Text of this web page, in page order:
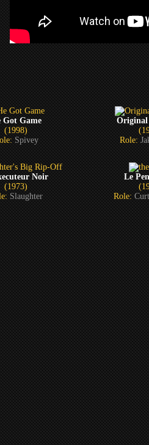
Got Game
(1998)
Spivey
Original
Role:
Noir
(1973)
Slaughter
Le
Role: